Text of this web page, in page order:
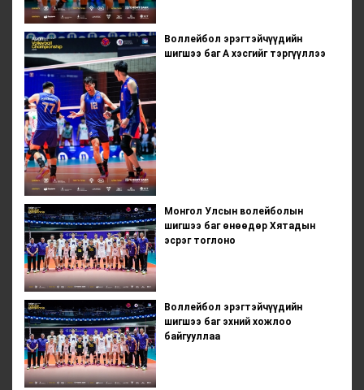
Воллейбол эрэгтэйчүүдийн
шигшээ баг А хэсгийг тэргүүллээ
Монгол Улсын волейболын
шигшээ баг өнөөдөр Хятадын
эсрэг тоглоно
Воллейбол эрэгтэйчүүдийн
шигшээ баг эхний хожлоо
байгууллаа